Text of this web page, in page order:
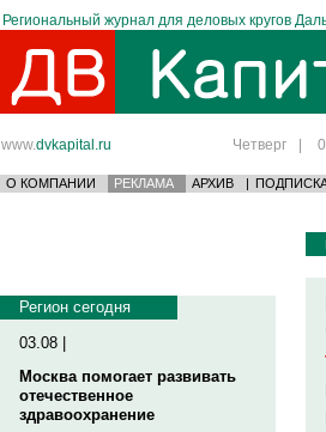
Региональный журнал для деловых кругов
www.dvkapital.ru Четверг |
О КОМПАНИИ РЕКЛАМА АРХИВ |
Регион сегодня
03.08 |
Москва помогает развивать
отечественное
здравоохранение